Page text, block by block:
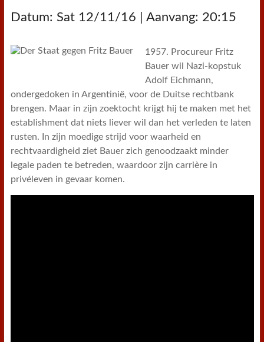
Datum: Sat 12/11/16 | Aanvang: 20:15
1957. Procureur Fritz
Bauer wil Nazi-kopstuk
Adolf Eichmann,
ondergedoken in Argentinië, voor de Duitse rechtbank
brengen. Maar in zijn zoektocht krijgt hij te maken met het
establishment dat niets liever wil dan het verleden te laten
rusten. In zijn moedige strijd voor waarheid en
rechtvaardigheid ziet Bauer zich genoodzaakt minder
legale paden te betreden, waardoor zijn carrière in
privéleven in gevaar komen.